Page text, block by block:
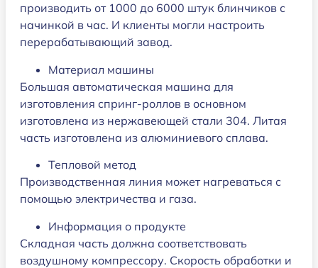
производить от 1000 до 6000 штук блинчиков с
начинкой в ​​час. И клиенты могли настроить
перерабатывающий завод.
Материал машины
Большая автоматическая машина для
изготовления спринг-роллов в основном
изготовлена ​​из нержавеющей стали 304. Литая
часть изготовлена ​​из алюминиевого сплава.
Тепловой метод
Производственная линия может нагреваться с
помощью электричества и газа.
Информация о продукте
Складная часть должна соответствовать
воздушному компрессору. Скорость обработки и